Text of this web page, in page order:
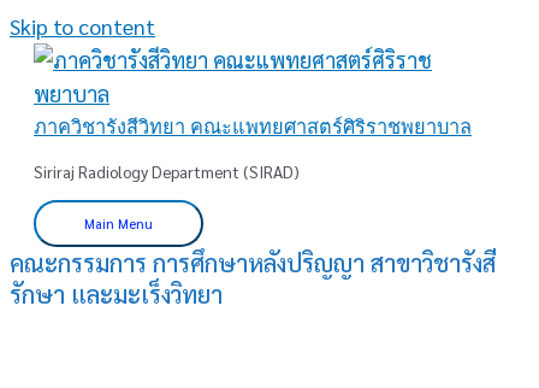
Skip to content
ภาควิชารังสีวิทยา คณะแพทยศาสตร์ศิริราชพยาบาล
Siriraj Radiology Department (SIRAD)
Main Menu
คณะกรรมการ การศึกษาหลังปริญญา สาขาวิชารังสี
รักษา และมะเร็งวิทยา